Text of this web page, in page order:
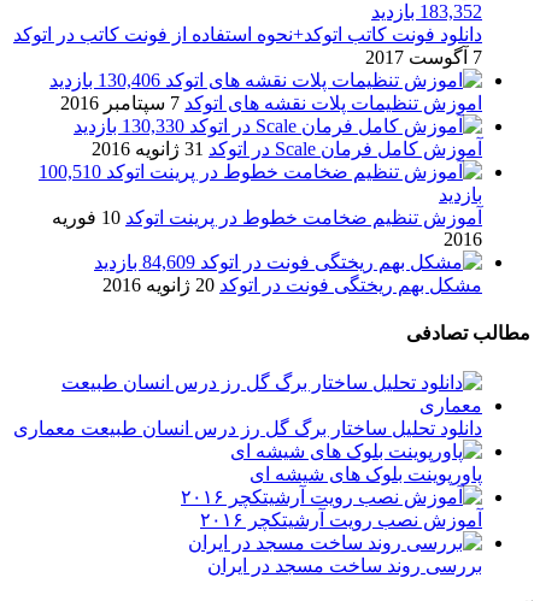
183,352 بازدید
دانلود فونت کاتب اتوکد+نحوه استفاده از فونت کاتب در اتوکد
7 آگوست 2017
130,406 بازدید
اموزش تنظیمات پلات نقشه های اتوکد 7 سپتامبر 2016
130,330 بازدید
آموزش کامل فرمان Scale در اتوکد
31 ژانویه 2016
100,510
بازدید
آموزش تنظیم ضخامت خطوط در پرینت اتوکد
10 فوریه
2016
84,609 بازدید
مشکل بهم ریختگی فونت در اتوکد 20 ژانویه 2016
مطالب تصادفی
دانلود تحلیل ساختار برگ گل رز درس انسان طبیعت معماری
پاورپوینت بلوک های شیشه ای
آموزش نصب رویت آرشیتکچر ۲۰۱۶
بررسی روند ساخت مسجد در ایران